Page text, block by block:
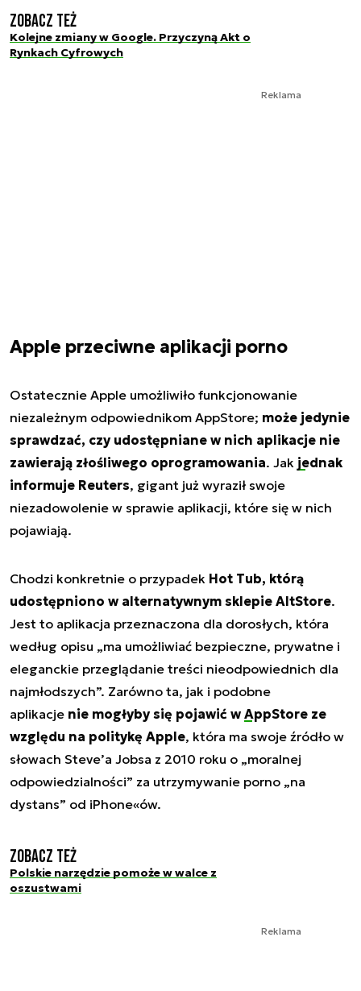
Zobacz też
Kolejne zmiany w Google. Przyczyną Akt o
Rynkach Cyfrowych
Reklama
Apple przeciwne aplikacji porno
Ostatecznie Apple umożliwiło funkcjonowanie
niezależnym odpowiednikom AppStore; może jedynie
sprawdzać, czy udostępniane w nich aplikacje nie
zawierają złośliwego oprogramowania. Jak jednak
informuje Reuters, gigant już wyraził swoje
niezadowolenie w sprawie aplikacji, które się w nich
pojawiają.
Chodzi konkretnie o przypadek Hot Tub, którą
udostępniono w alternatywnym sklepie AltStore.
Jest to aplikacja przeznaczona dla dorosłych, która
według opisu „ma umożliwiać bezpieczne, prywatne i
eleganckie przeglądanie treści nieodpowiednich dla
najmłodszych”. Zarówno ta, jak i podobne
aplikacje nie mogłyby się pojawić w AppStore ze
względu na politykę Apple, która ma swoje źródło w
słowach Steve’a Jobsa z 2010 roku o „moralnej
odpowiedzialności” za utrzymywanie porno „na
dystans” od iPhone«ów.
Zobacz też
Polskie narzędzie pomoże w walce z
oszustwami
Reklama